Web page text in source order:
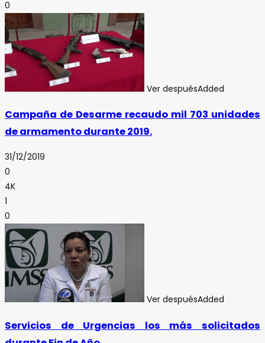
0
Ver despuésAdded
Campaña de Desarme recaudo mil 703 unidades
de armamento durante 2019.
31/12/2019
0
4K
1
0
Ver despuésAdded
Servicios de Urgencias los más solicitados